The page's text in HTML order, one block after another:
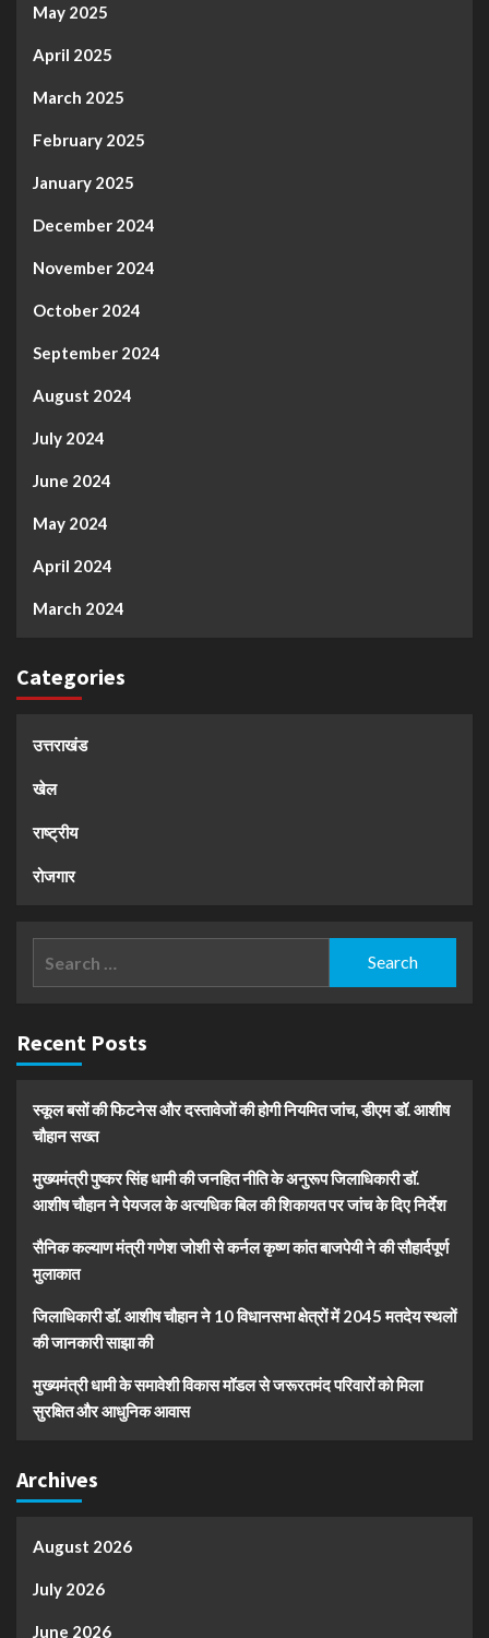
May 2025
April 2025
March 2025
February 2025
January 2025
December 2024
November 2024
October 2024
September 2024
August 2024
July 2024
June 2024
May 2024
April 2024
March 2024
Categories
उत्तराखंड
खेल
राष्ट्रीय
रोजगार
Recent Posts
स्कूल बसों की फिटनेस और दस्तावेजों की होगी नियमित जांच, डीएम डॉ. आशीष
चौहान सख्त
मुख्यमंत्री पुष्कर सिंह धामी की जनहित नीति के अनुरूप जिलाधिकारी डॉ.
आशीष चौहान ने पेयजल के अत्यधिक बिल की शिकायत पर जांच के दिए निर्देश
सैनिक कल्याण मंत्री गणेश जोशी से कर्नल कृष्ण कांत बाजपेयी ने की सौहार्दपूर्ण
मुलाकात
जिलाधिकारी डॉ. आशीष चौहान ने 10 विधानसभा क्षेत्रों में 2045 मतदेय स्थलों
की जानकारी साझा की
मुख्यमंत्री धामी के समावेशी विकास मॉडल से जरूरतमंद परिवारों को मिला
सुरक्षित और आधुनिक आवास
Archives
August 2026
July 2026
June 2026